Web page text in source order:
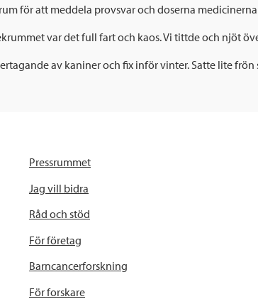
för att meddela provsvar och doserna
var det full fart och kaos. Vi tittde och njöt
av kaniner och fix inför vinter. Satte lite
Pressrummet
Jag vill bidra
Råd och stöd
För företag
Barncancerforskning
För forskare